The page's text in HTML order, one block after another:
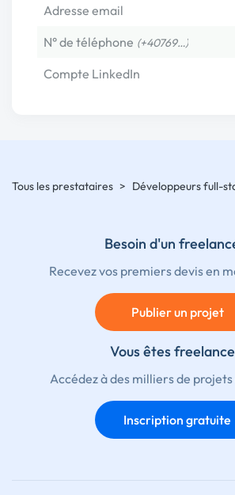
Adresse email
N° de téléphone (+40769…)
Compte LinkedIn
Tous les prestataires > Développeurs full-
Besoin d'un
Recevez vos premiers devis en
Publier un projet
Vous êtes
Accédez à des milliers de
Inscription gratuite